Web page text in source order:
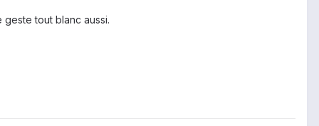
tout blanc aussi.